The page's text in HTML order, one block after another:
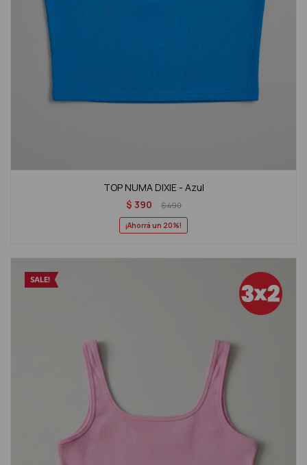
TOP NUMA DIXIE - Azul
$ 390 $490
20